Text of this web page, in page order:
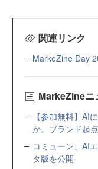
関連リンク
MarkeZine Day
MarkeZineニ
【参加無料】AI
か。ブランド起
コミューン、AI
タ版を公開